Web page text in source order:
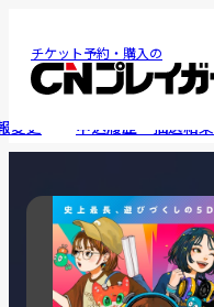
チケット予約・購入の
変更 申込履歴・抽選結果